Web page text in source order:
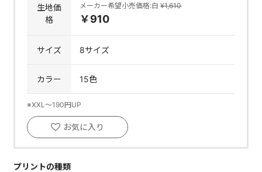
生地価
格
メーカー希望小売価格:白¥1,610
￥910
サイズ 8サイズ
カラー 15色
※XXL～190円UP
お気に入り
プリントの種類